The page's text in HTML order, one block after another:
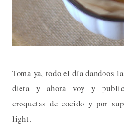
Toma ya, todo el día dandoos
dieta y ahora voy y
croquetas de cocido y por
light.